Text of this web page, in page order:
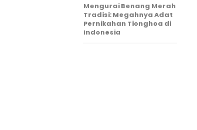
Mengurai Benang Merah
Tradisi: Megahnya Adat
Pernikahan Tionghoa di
Indonesia